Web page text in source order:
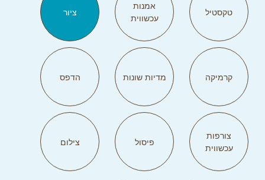
טקסטיל
אמנות
עכשווית
ציור
קרמיקה מדיות שונות הדפס
צורפות
עכשווית
פיסול צילום